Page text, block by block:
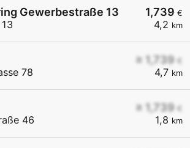
1,739 €
4,2 km
Gewerbestraße 13
≥ 1,739 €
4,7 km
78
≥ 1,739 €
1,8 km
46